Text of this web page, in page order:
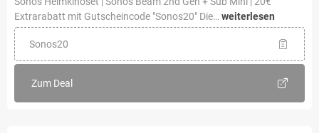
Extrarabatt mit Gutscheincode "Sonos20" Die… weiterlesen
Sonos20
Zum Deal